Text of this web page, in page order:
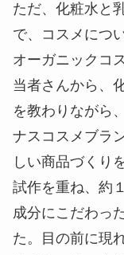
ただ、化粧水と
で、コスメにつ
オーガニックコ
当者さんから、
を教わりながら
ナスコスメブラ
しい商品づくり
試作を重ね、約
成分にこだわっ
た。目の前に現